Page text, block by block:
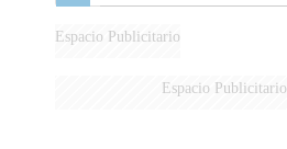
Espacio Publicitario
Espacio Publicitario